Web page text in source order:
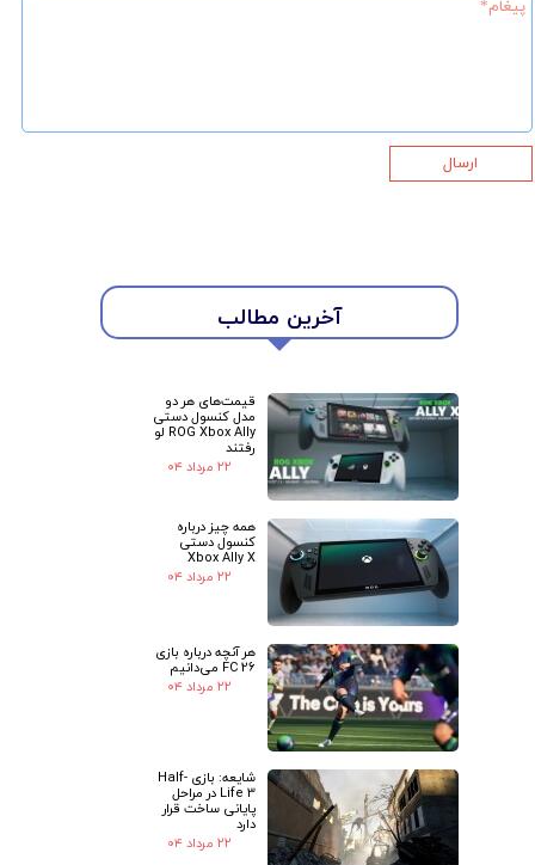
★ آخرین مطالب
قیمت‌های هر دو
مدل کنسول دستی
ROG Xbox Ally لو
رفتند
۲۲ مرداد ۰۴
همه چیز درباره
کنسول دستی
Xbox Ally X
۲۲ مرداد ۰۴
هر آنچه درباره بازی
FC 26 می‌دانیم
۲۲ مرداد ۰۴
شایعه: بازی Half-
Life 3 در مراحل
پایانی ساخت قرار
دارد
۲۲ مرداد ۰۴
ارسال